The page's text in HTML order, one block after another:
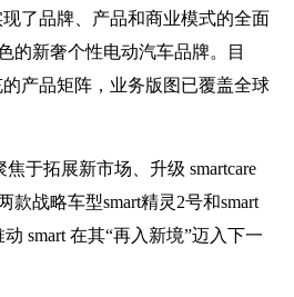
现了品牌、产品和商业模式的全面
的新奢个性电动汽车品牌。目
的产品矩阵，业务版图已覆盖全球
焦于拓展新市场、升级 smartcare
款战略车型smart精灵2号和smart
smart 在其“再入新境”迈入下一